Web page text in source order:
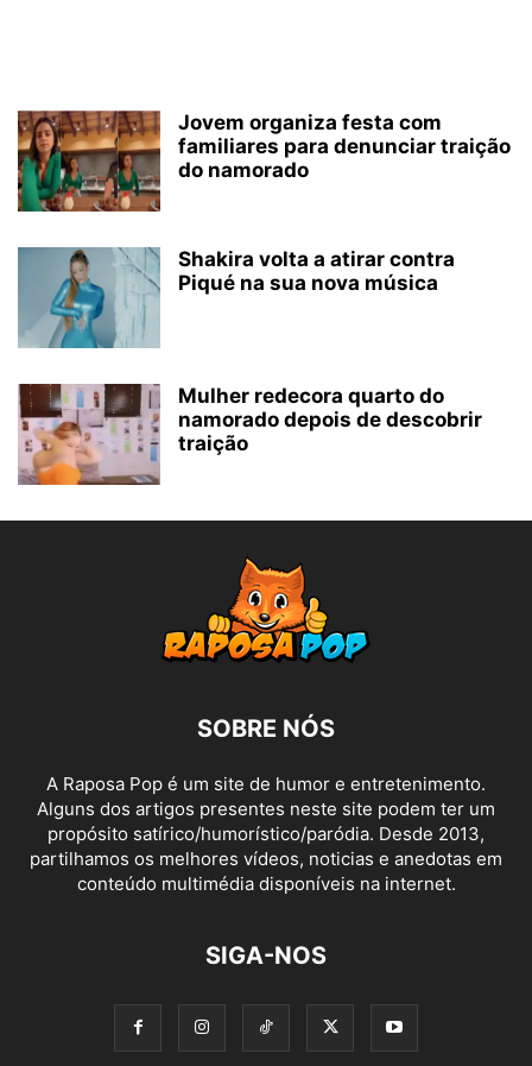
Jovem organiza festa com
familiares para denunciar traição
do namorado
Shakira volta a atirar contra
Piqué na sua nova música
Mulher redecora quarto do
namorado depois de descobrir
traição
SOBRE NÓS
A Raposa Pop é um site de humor e entretenimento.
Alguns dos artigos presentes neste site podem ter um
propósito satírico/humorístico/paródia. Desde 2013,
partilhamos os melhores vídeos, noticias e anedotas em
conteúdo multimédia disponíveis na internet.
SIGA-NOS